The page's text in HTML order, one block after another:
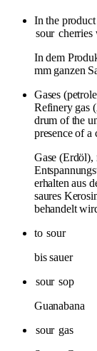
In the
sour cherries
In dem
mm ganzen
Gases
Refinery gas
drum of the
presence of a
Gase (Erdöl),
erhalten aus
saures
behandelt
to sour
bis sauer
sour sop
Guanabana
sour gas